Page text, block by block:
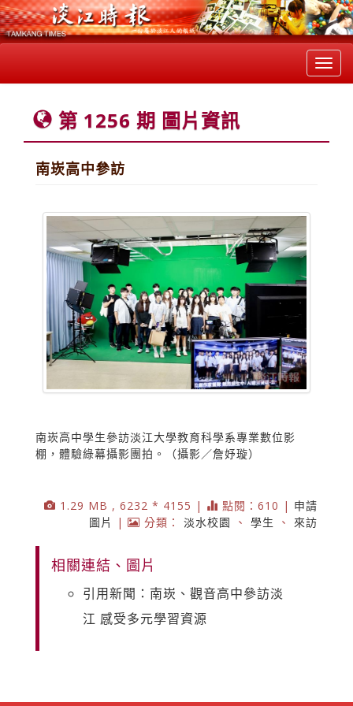
第 1256 期 圖片資訊
南崁高中參訪
南崁高中學生參訪淡江大學教育科學系專業數位影
棚，體驗綠幕攝影團拍。（攝影／詹妤璇）
1.29 MB , 6232 * 4155 | 點閱：610 | 申請
圖片
| 分類： 淡水校園 、 學生 、 來訪
相關連結、圖片
引用新聞：南崁、觀音高中參訪淡
江 感受多元學習資源